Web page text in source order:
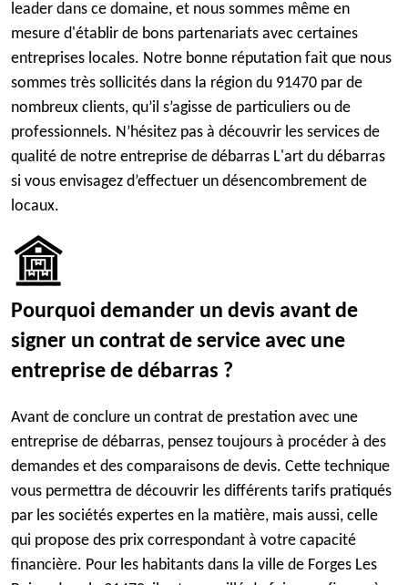
leader dans ce domaine, et nous sommes même en
mesure d'établir de bons partenariats avec certaines
entreprises locales. Notre bonne réputation fait que nous
sommes très sollicités dans la région du 91470 par de
nombreux clients, qu’il s’agisse de particuliers ou de
professionnels. N’hésitez pas à découvrir les services de
qualité de notre entreprise de débarras L'art du débarras
si vous envisagez d’effectuer un désencombrement de
locaux.
Pourquoi demander un devis avant de
signer un contrat de service avec une
entreprise de débarras ?
Avant de conclure un contrat de prestation avec une
entreprise de débarras, pensez toujours à procéder à des
demandes et des comparaisons de devis. Cette technique
vous permettra de découvrir les différents tarifs pratiqués
par les sociétés expertes en la matière, mais aussi, celle
qui propose des prix correspondant à votre capacité
financière. Pour les habitants dans la ville de Forges Les